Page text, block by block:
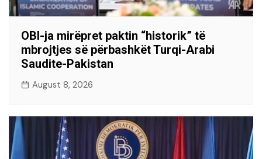
OBI-ja mirëpret paktin “historik” të
mbrojtjes së përbashkët Turqi-Arabi
Saudite-Pakistan
August 8, 2026